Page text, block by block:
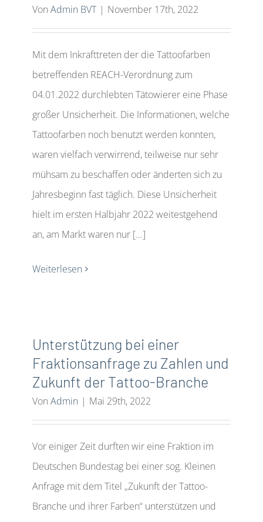
Von Admin BVT | November 17th, 2022
Mit dem Inkrafttreten der die Tattoofarben
betreffenden REACH-Verordnung zum
04.01.2022 durchlebten Tätowierer eine Phase
großer Unsicherheit. Die Informationen, welche
Tattoofarben noch benutzt werden konnten,
waren vielfach verwirrend, teilweise nur sehr
mühsam zu beschaffen oder änderten sich zu
Jahresbeginn fast täglich. Diese Unsicherheit
hielt im ersten Halbjahr 2022 weitestgehend
an, am Markt waren nur [...]
Weiterlesen
Unterstützung bei einer
Fraktionsanfrage zu Zahlen und
Zukunft der Tattoo-Branche
Von Admin | Mai 29th, 2022
Vor einiger Zeit durften wir eine Fraktion im
Deutschen Bundestag bei einer sog. Kleinen
Anfrage mit dem Titel „Zukunft der Tattoo-
Branche und ihrer Farben“ unterstützen und